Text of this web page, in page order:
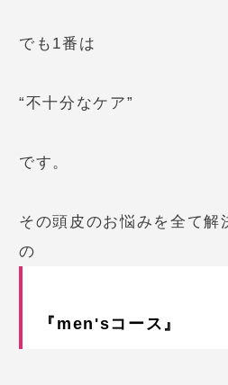
でも1番は
“不十分なケア”
です。
その頭皮のお悩みを全て
の
『men'sコース』